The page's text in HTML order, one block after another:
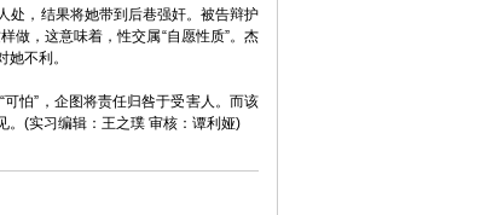
，结果将她带到后巷强奸。被告辩护
做，这意味着，性交属“自愿性质”。杰
不利。
怕”，企图将责任归咎于受害人。而该
。(实习编辑：王之璞 审核：谭利娅)